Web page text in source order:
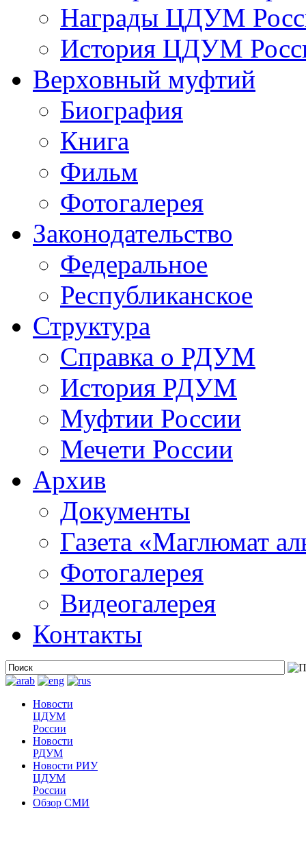
Награды ЦДУМ
История ЦДУМ
Верховный муфтий
Биография
Книга
Фильм
Фотогалерея
Законодательство
Федеральное
Республиканское
Структура
Справка о РДУМ
История РДУМ
Муфтии России
Мечети России
Архив
Документы
Газета «Маглюмат
Фотогалерея
Видеогалерея
Контакты
Новости
ЦДУМ
России
Новости
РДУМ
Новости РИУ
ЦДУМ
России
Обзор СМИ